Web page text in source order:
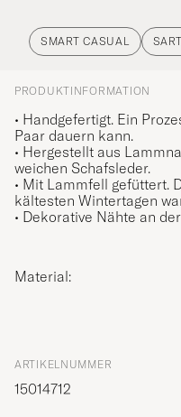
SMART CASUAL
PRODUKTINFORMATION
• Handgefertigt. Ein
Paar dauern kann.
• Hergestellt aus
weichen Schafsleder.
• Mit Lammfell gefüttert.
kältesten Wintertagen
• Dekorative Nähte an
Material:
ARTIKELNUMMER
15014712